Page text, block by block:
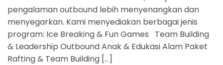
pengalaman outbound lebih menyenangkan dan
menyegarkan. Kami menyediakan berbagai jenis
program: Ice Breaking & Fun Games Team Building
& Leadership Outbound Anak & Edukasi Alam Paket
Rafting & Team Building […]